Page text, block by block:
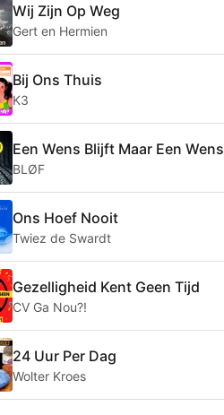
Wij Zijn Op Weg
Gert en Hermien
Bij Ons Thuis
K3
Een Wens Blijft Maar Een Wens
BLØF
Ons Hoef Nooit
Twiez de Swardt
Gezelligheid Kent Geen Tijd
CV Ga Nou?!
24 Uur Per Dag
Wolter Kroes